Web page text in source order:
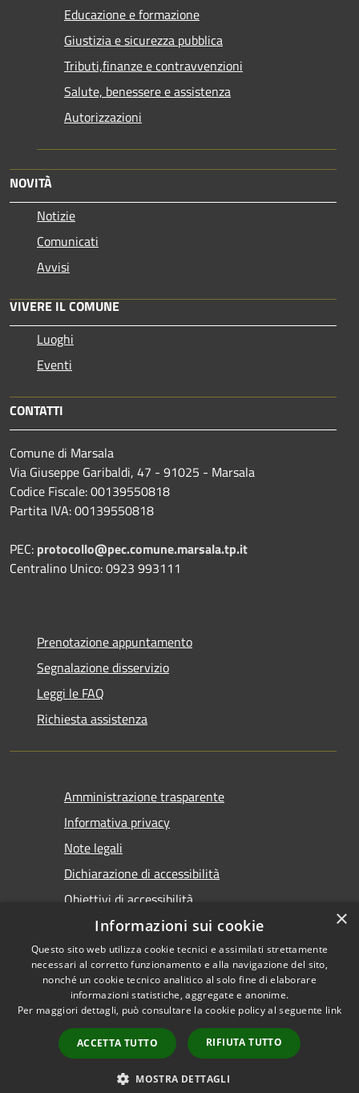
Educazione e formazione
Giustizia e sicurezza pubblica
Tributi,finanze e contravvenzioni
Salute, benessere e assistenza
Autorizzazioni
NOVITÀ
Notizie
Comunicati
Avvisi
VIVERE IL COMUNE
Luoghi
Eventi
CONTATTI
Comune di Marsala
Via Giuseppe Garibaldi, 47 - 91025 - Marsala
Codice Fiscale: 00139550818
Partita IVA: 00139550818
PEC: protocollo@pec.comune.marsala.tp.it
Centralino Unico: 0923 993111
Prenotazione appuntamento
Segnalazione disservizio
Leggi le FAQ
Richiesta assistenza
Amministrazione trasparente
Informativa privacy
Note legali
Dichiarazione di accessibilità
Obiettivi di accessibilità
Accessibilità
Copyright © 2026 • Comune di
Marsala • Powered by
Municipium•
Accesso
redazione
×
Informazioni sui cookie
Questo sito web utilizza cookie tecnici e assimilati strettamente
necessari al corretto funzionamento e alla navigazione del sito,
nonché un cookie tecnico analitico al solo fine di elaborare
informazioni statistiche, aggregate e anonime.
Per maggiori dettagli, può consultare la cookie policy al seguente link
ACCETTA TUTTO RIFIUTA TUTTO
MOSTRA DETTAGLI